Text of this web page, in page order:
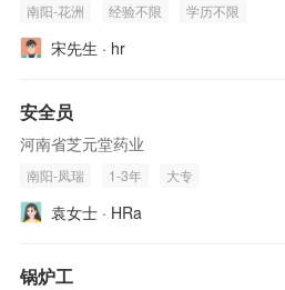
南阳-花洲 经验不限 学历不限
宋先生 · hr
安全员
河南省芝元堂药业
南阳-凤瑞 1-3年 大专
袁女士 · HRa
锅炉工